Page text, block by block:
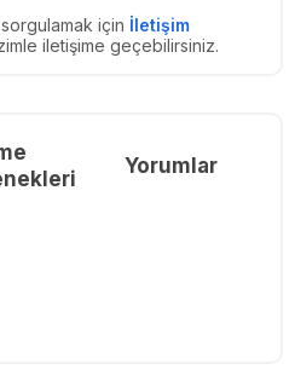
için İletişim
iletişime geçebilirsiniz.
Yorumlar